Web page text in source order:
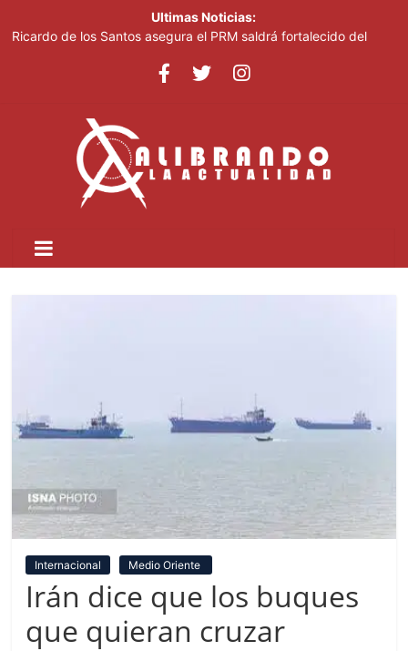
Ultimas Noticias:
Ricardo de los Santos asegura el PRM saldrá fortalecido del
70,000 personas serán beneficiadas con saneamiento de las
Centroamericanos
Thalia Terrero se reencuentra con el oro, ocho años después
Pronostican cielo soleado y temperaturas de hasta 35 °C este
Internacional Medio Oriente
Irán dice que los buques
que quieran cruzar